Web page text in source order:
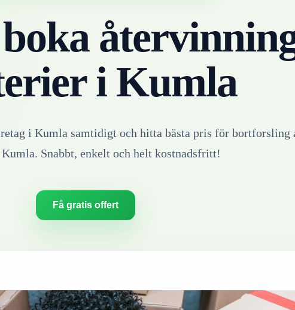
i Kumla
i Kumla samtidigt och hitta bästa pris för bortforsling
Kumla. Snabbt, enkelt och helt kostnadsfritt!
Få gratis offert